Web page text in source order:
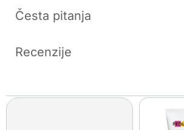
Česta pitanja
Recenzije